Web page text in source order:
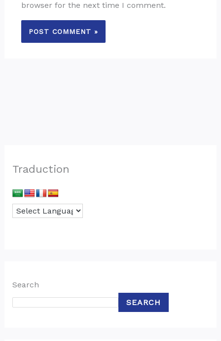
browser for the next time I comment.
Traduction
Search
SEARCH